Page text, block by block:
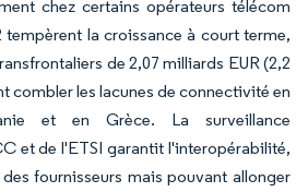
chez certains opérateurs télécom
tempèrent la croissance à court terme,
de 2,07 milliards EUR (2,2
combler les lacunes de connectivité en
et en Grèce. La surveillance
et de l'ETSI garantit l'interopérabilité,
fournisseurs mais pouvant allonger